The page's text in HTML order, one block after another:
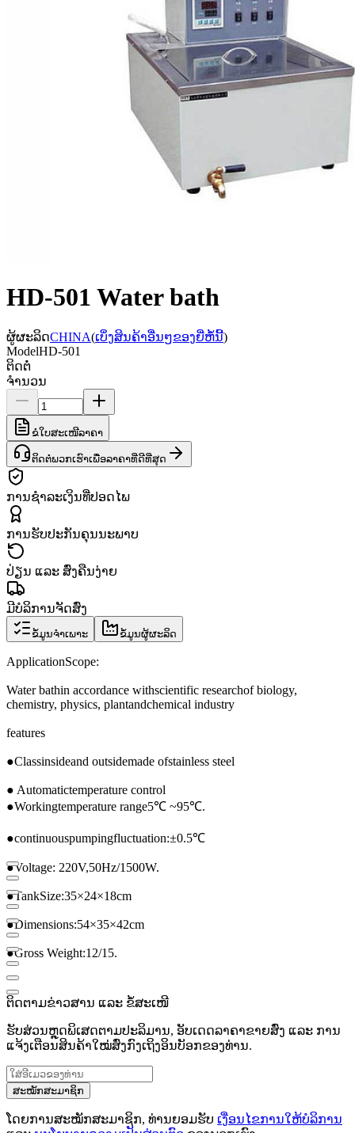
HD-501 Water bath
ຜູ້ຜະລິດCHINA(ເບິ່ງສິນຄ້າອື່ນໆຂອງຍີ່ຫໍ້ນີ້)
ModelHD-501
ຕິດຕໍ່
ຈຳນວນ
ຂໍໃບສະເໜີລາຄາ
ຕິດຕໍ່ພວກເຮົາເພື່ອລາຄາທີ່ດີທີ່ສຸດ
ການຊຳລະເງິນທີ່ປອດໄພ
ການຮັບປະກັນຄຸນນະພາບ
ປ່ຽນ ແລະ ສົ່ງຄືນງ່າຍ
ມີບໍລິການຈັດສົ່ງ
ຂໍ້ມູນຈຳເພາະ ຂໍ້ມູນຜູ້ຜະລິດ
ApplicationScope:
Water bathin accordance withscientific researchof biology,
chemistry, physics, plantandchemical industry
features
●Classinsideand outsidemade ​​ofstainless steel
● Automatictemperature control
●Workingtemperature range5℃ ~95℃.
●continuouspumpingfluctuation:±0.5℃
●Voltage: 220V,50Hz/1500W.
●TankSize:35×24×18cm
●Dimensions:54×35×42cm
●Gross Weight:12/15.
ຕິດຕາມຂ່າວສານ ແລະ ຂໍ້ສະເໜີ
ຮັບສ່ວນຫຼຸດພິເສດຕາມປະລິມານ, ອັບເດດລາຄາຂາຍສົ່ງ ແລະ ການ
ແຈ້ງເຕືອນສິນຄ້າໃໝ່ສົ່ງກົງເຖິງອິນບັອກຂອງທ່ານ.
ສະໝັກສະມາຊິກ
ໂດຍການສະໝັກສະມາຊິກ, ທ່ານຍອມຮັບ ເງື່ອນໄຂການໃຫ້ບໍລິການ